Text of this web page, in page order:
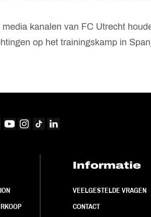
kanalen van FC Utrecht
op het trainingskamp in
Informatie
VEELGESTELDE VRAGEN
CONTACT